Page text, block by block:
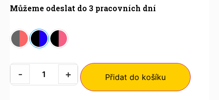
Můžeme odeslat do 3 pracovních dní
- + Přidat do košíku